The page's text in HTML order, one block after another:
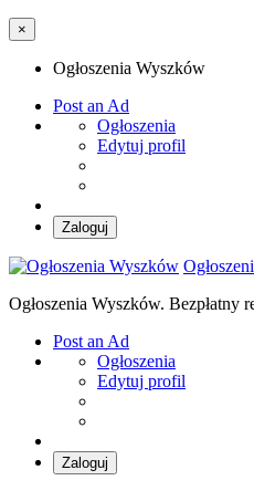
×
Ogłoszenia Wyszków
Post an Ad
Ogłoszenia
Edytuj profil
Zaloguj
Ogłoszenia Wyszków. Bezpłatny
Post an Ad
Ogłoszenia
Edytuj profil
Zaloguj